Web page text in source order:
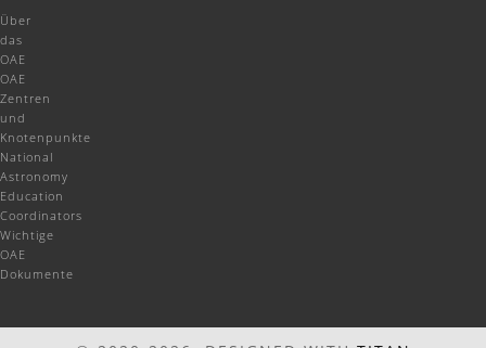
Über
das
OAE
OAE
Zentren
und
Knotenpunkte
National
Astronomy
Education
Coordinators
Wichtige
OAE
Dokumente